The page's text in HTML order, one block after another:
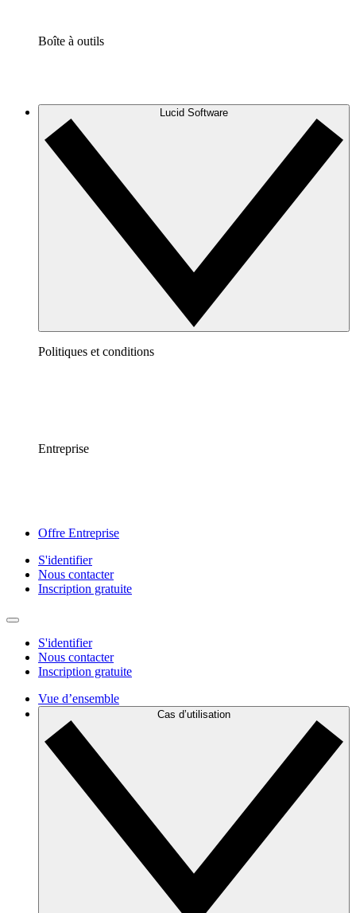
Boîte à outils
Lucid Software
Politiques et conditions
Entreprise
Offre Entreprise
S'identifier
Nous contacter
Inscription gratuite
S'identifier
Nous contacter
Inscription gratuite
Vue d’ensemble
Cas d’utilisation